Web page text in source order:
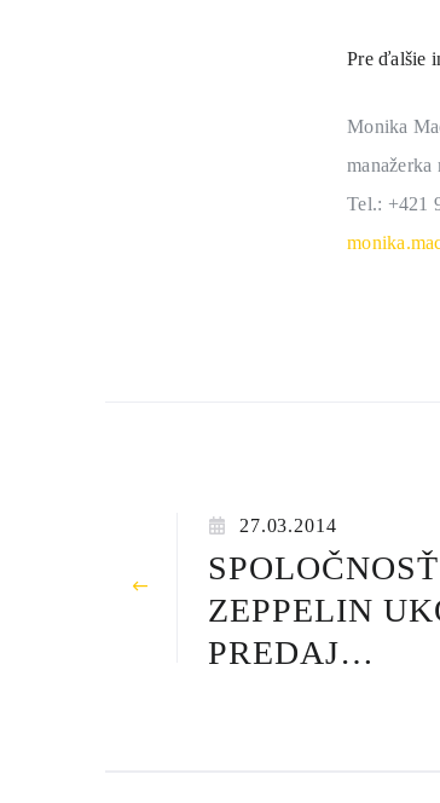
Pre ďalšie
Monika
manažerka
Tel.: +421
27.03.2014
ZEPPELIN
PREDAJ